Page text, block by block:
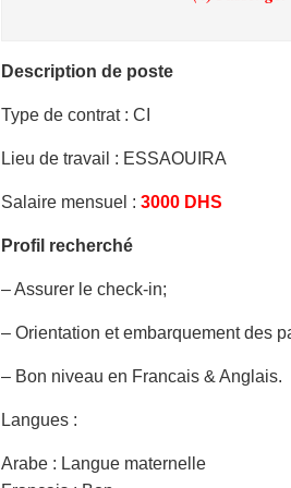
Description de poste
Type de contrat : CI
Lieu de travail : ESSAOUIRA
Salaire mensuel : 3000 DHS
Profil recherché
– Assurer le check-in;
– Orientation et embarquement des
– Bon niveau en Francais & Anglais.
Langues :
Arabe : Langue maternelle